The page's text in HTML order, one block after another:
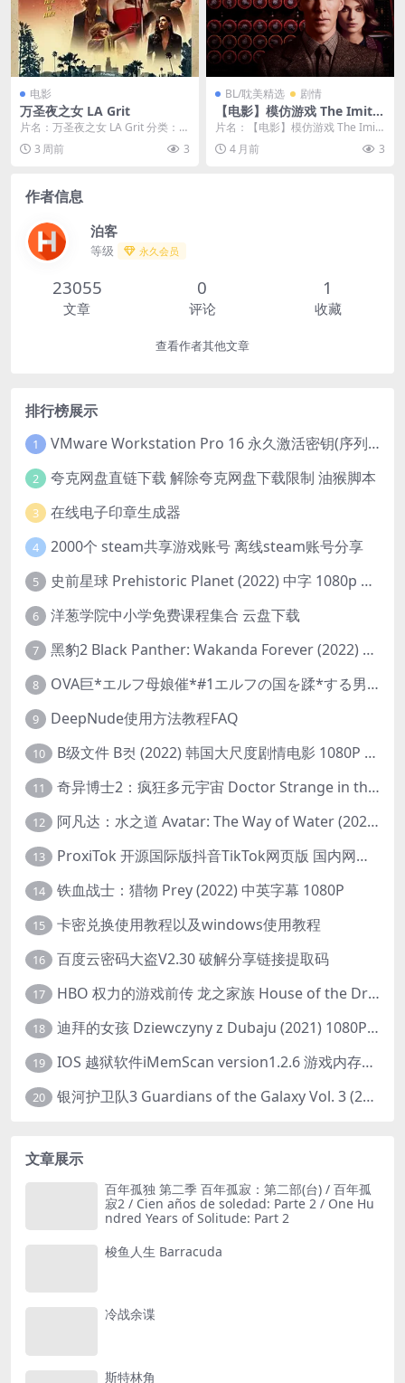
电影
万圣夜之女 LA Grit
片名：万圣夜之女 LA Grit 分类：电
影 详情介绍 《万圣夜之女》免费在
线观...3 周前 3
BL/耽美精选 剧情
【电影】模仿游戏 The Imitat
ion Game / 传记 / 战争（201
片名：【电影】模仿游戏 The Imita
tion Game / 传记 / 战争...
4 月前 3
作者信息
泊客
等级 永久会员
23055
文章
0
评论
1
收藏
查看作者其他文章
排行榜展示
1 VMware Workstation Pro 16 永久激活密钥(序列号)
2 夸克网盘直链下载 解除夸克网盘下载限制 油猴脚本
3 在线电子印章生成器
4 2000个 steam共享游戏账号 离线steam账号分享
5 史前星球 Prehistoric Planet (2022) 中字 1080p 高清 阿里云盘 2022.5.27已更新全集
6 洋葱学院中小学免费课程集合 云盘下载
7 黑豹2 Black Panther: Wakanda Forever (2022) 高清版
8 OVA巨*エルフ母娘催*#1エルフの国を蹂*する男。汚された女王と姫
9 DeepNude使用方法教程FAQ
10 B级文件 B컷 (2022) 韩国大尺度剧情电影 1080P 中字
11 奇异博士2：疯狂多元宇宙 Doctor Strange in the Multiverse of Madness (2022) 高清版1080p
12 阿凡达：水之道 Avatar: The Way of Water (2022) 1080p 2k 4k 中文字幕
13 ProxiTok 开源国际版抖音TikTok网页版 国内网络直连
14 铁血战士：猎物 Prey (2022) 中英字幕 1080P
15 卡密兑换使用教程以及windows使用教程
16 百度云密码大盗V2.30 破解分享链接提取码
17 HBO 权力的游戏前传 龙之家族 House of the Dragon (2022) 中字 1080P 更新4集
18 迪拜的女孩 Dziewczyny z Dubaju (2021) 1080P 中字
19 IOS 越狱软件iMemScan version1.2.6 游戏内存修改器
20 银河护卫队3 Guardians of the Galaxy Vol. 3 (2023)4K高清资源1080p只分享精品
文章展示
百年孤独 第二季 百年孤寂：第二部(台) / 百年孤
寂2 / Cien años de soledad: Parte 2 / One Hu
ndred Years of Solitude: Part 2
梭鱼人生 Barracuda
冷战余谍
斯特林角